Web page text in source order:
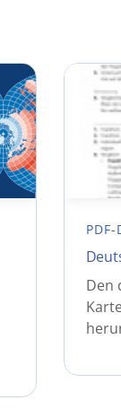
PDF-
Den